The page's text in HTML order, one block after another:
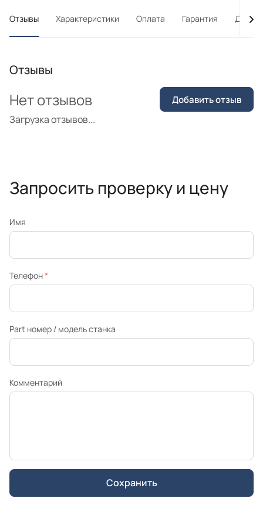
Отзывы Характеристики Оплата Гарантия
Отзывы
Загрузка отзывов...
Нет отзывов Добавить отзыв
Запросить проверку и цену
Имя
Телефон*
Part номер / модель станка
Комментарий